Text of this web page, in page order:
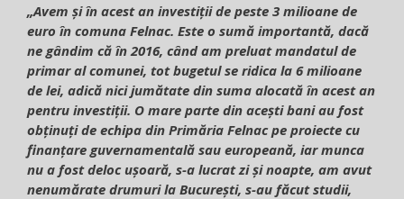
„Avem și în acest an investiții de peste 3 milioane de
euro în comuna Felnac. Este o sumă importantă, dacă
ne gândim că în 2016, când am preluat mandatul de
primar al comunei, tot bugetul se ridica la 6 milioane
de lei, adică nici jumătate din suma alocată în acest an
pentru investiții. O mare parte din acești bani au fost
obținuți de echipa din Primăria Felnac pe proiecte cu
finanțare guvernamentală sau europeană, iar munca
nu a fost deloc ușoară, s-a lucrat zi și noapte, am avut
nenumărate drumuri la București, s-au făcut studii,